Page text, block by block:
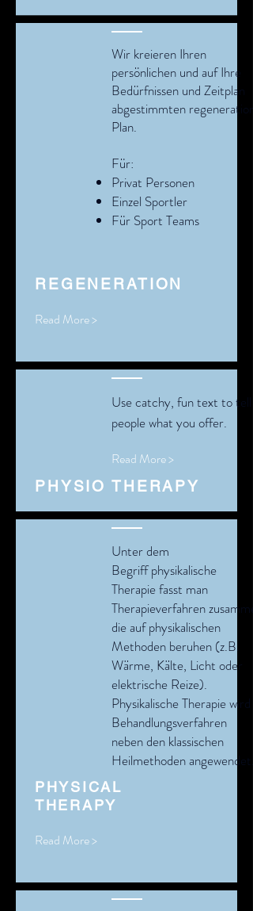
Wir kreieren Ihren
persönlichen und auf Ihre
Bedürfnissen und Zeitplan
abgestimmten regenerations
Plan.
Für:
Privat Personen
Einzel Sportler
Für Sport Teams
REGENERATION
Read More >
Use catchy, fun text to tell
people what you offer.
Read More >
PHYSIO THERAPY
Unter dem
Begriff physikalische
Therapie fasst man
Therapieverfahren
die auf physikalischen
Methoden beruhen (z.B.
Wärme, Kälte, Licht oder
elektrische Reize).
Physikalische Therapie wird
Behandlungsverfahren
neben den klassischen
Heilmethoden angewendet.
PHYSICAL
THERAPY
Read More >